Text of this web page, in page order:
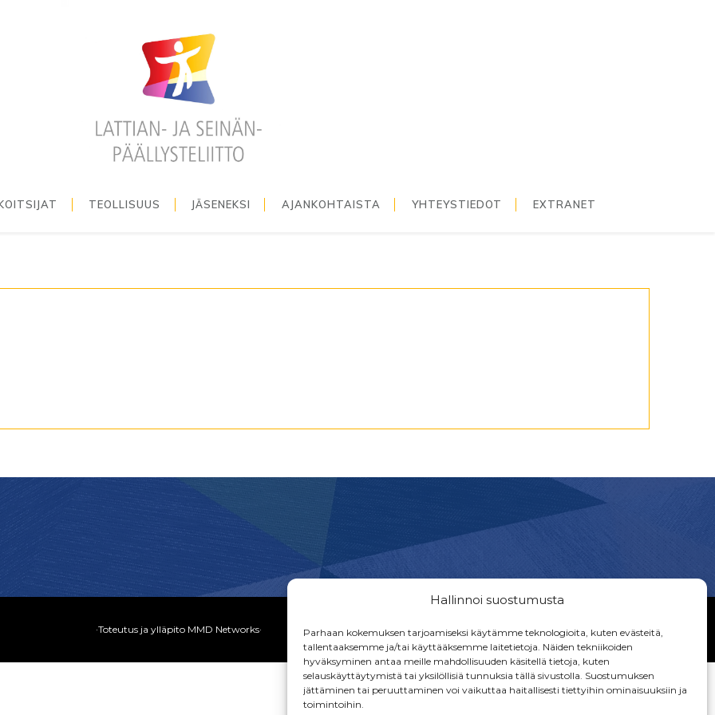
Hallinnoi suostumusta
Parhaan kokemuksen tarjoamiseksi käytämme teknologioita, kuten evästeitä,
tallentaaksemme ja/tai käyttääksemme laitetietoja. Näiden tekniikoiden
hyväksyminen antaa meille mahdollisuuden käsitellä tietoja, kuten
selauskäyttäytymistä tai yksilöllisiä tunnuksia tällä sivustolla. Suostumuksen
jättäminen tai peruuttaminen voi vaikuttaa haitallisesti tiettyihin ominaisuuksiin ja
toimintoihin.
TEOLLISUUS JÄSENEKSI AJANKOHTAISTA YHTEYSTIEDOT EXTRANET
·Toteutus ja ylläpito MMD Networks·